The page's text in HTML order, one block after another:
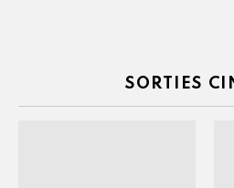
SORTIES